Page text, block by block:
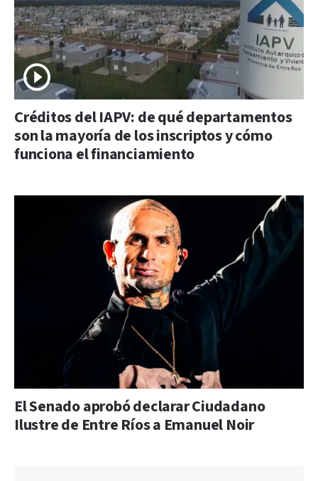
Créditos del IAPV: de qué departamentos
son la mayoría de los inscriptos y cómo
funciona el financiamiento
El Senado aprobó declarar Ciudadano
Ilustre de Entre Ríos a Emanuel Noir